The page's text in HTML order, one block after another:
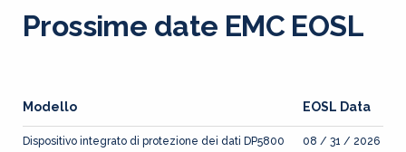
Prossime date EMC EOSL
Modello EOSL Data
Dispositivo integrato di protezione dei dati DP5800 08 / 31 / 2026